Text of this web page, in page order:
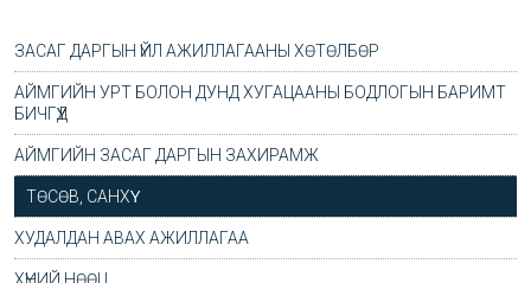
ЗАСАГ ДАРГЫН ҮЙЛ АЖИЛЛАГААНЫ ХӨТӨЛБӨР
АЙМГИЙН УРТ БОЛОН ДУНД ХУГАЦААНЫ БОДЛОГЫН БАРИМТ
БИЧГҮҮД
АЙМГИЙН ЗАСАГ ДАРГЫН ЗАХИРАМЖ
ТӨСӨВ, САНХҮҮ
ХУДАЛДАН АВАХ АЖИЛЛАГАА
ТЕНДЕРИЙН УРИЛГА